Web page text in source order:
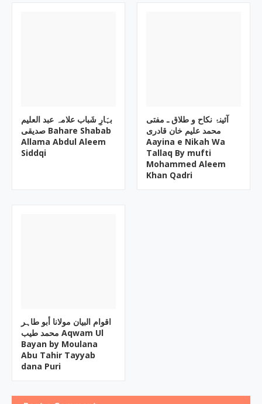
بہَارِ شَباب علامہ عبد العلیم
صدیقی Bahare Shabab
Allama Abdul Aleem
Siddqi
آئینۂ نکاح و طلاق ـ مفتی
محمد علیم خان قادری
Aayina e Nikah Wa
Tallaq By mufti
Mohammed Aleem
Khan Qadri
اقوام البیان مولانا أبو طاہر
محمد طیب Aqwam Ul
Bayan by Moulana
Abu Tahir Tayyab
dana Puri